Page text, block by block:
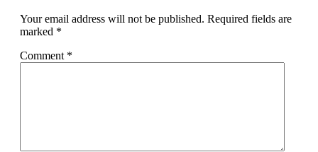
Your email address will not be published. Required fields are
marked *
Comment *